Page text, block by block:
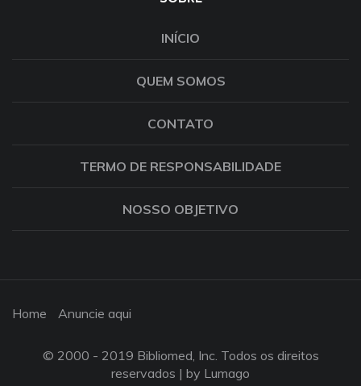
INÍCIO
QUEM SOMOS
CONTATO
TERMO DE RESPONSABILIDADE
NOSSO OBJETIVO
Home Anuncie aqui
© 2000 - 2019 Bibliomed, Inc. Todos os direitos
reservados | by Lumago